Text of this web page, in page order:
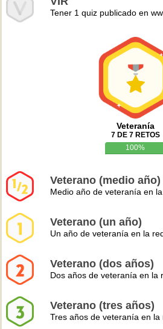
Tener 1 quiz publicado en
Veteranía
7 DE 7 RETOS
100%
Veterano (medio año)
Medio año de veteranía en
Veterano (un año)
Un año de veteranía en la
Veterano (dos años)
Dos años de veteranía en la
Veterano (tres años)
Tres años de veteranía en la